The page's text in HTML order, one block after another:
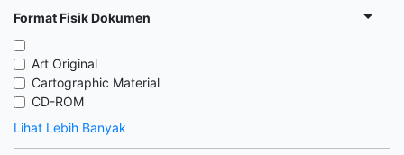
Format Fisik Dokumen
Art Original
Cartographic Material
CD-ROM
Lihat Lebih Banyak